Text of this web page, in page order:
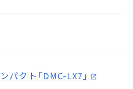
クト「DMC-LX7」